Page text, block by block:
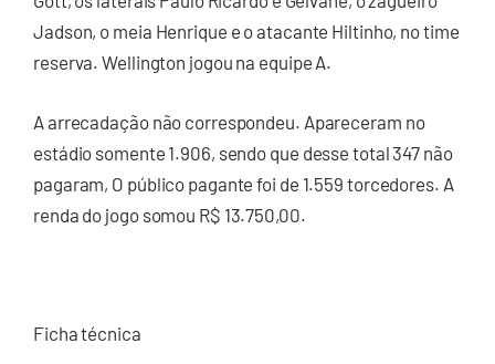
Jadson, o meia Henrique e o atacante Hiltinho, no time
reserva. Wellington jogou na equipe A.
A arrecadação não correspondeu. Apareceram no
estádio somente 1.906, sendo que desse total 347 não
pagaram, O público pagante foi de 1.559 torcedores. A
renda do jogo somou R$ 13.750,00.
Ficha técnica